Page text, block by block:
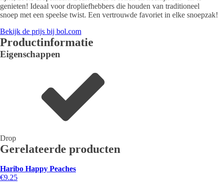
genieten! Ideaal voor dropliefhebbers die houden van traditioneel
snoep met een speelse twist. Een vertrouwde favoriet in elke snoepzak!
Bekijk de prijs bij bol.com
Productinformatie
Eigenschappen
Drop
Gerelateerde producten
Haribo Happy Peaches
€9.25